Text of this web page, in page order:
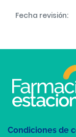
Fecha revisión:
Condiciones de